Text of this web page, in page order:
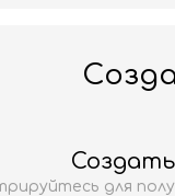
для